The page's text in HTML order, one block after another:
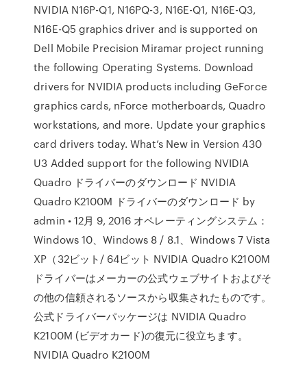
NVIDIA N16P-Q1, N16PQ-3, N16E-Q1, N16E-Q3,
N16E-Q5 graphics driver and is supported on
Dell Mobile Precision Miramar project running
the following Operating Systems. Download
drivers for NVIDIA products including GeForce
graphics cards, nForce motherboards, Quadro
workstations, and more. Update your graphics
card drivers today. What’s New in Version 430
U3 Added support for the following NVIDIA
Quadro ドライバーのダウンロード NVIDIA
Quadro K2100M ドライバーのダウンロード by
admin • 12月 9, 2016 オペレーティングシステム：
Windows 10、Windows 8 / 8.1、Windows 7 Vista
XP（32ビット/ 64ビット NVIDIA Quadro K2100M
ドライバーはメーカーの公式ウェブサイトおよびそ
の他の信頼されるソースから収集されたものです。
公式ドライバーパッケージは NVIDIA Quadro
K2100M (ビデオカード)の復元に役立ちます。
NVIDIA Quadro K2100M